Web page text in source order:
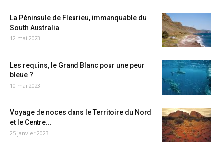
La Péninsule de Fleurieu, immanquable du
South Australia
12 mai 2023
Les requins, le Grand Blanc pour une peur
bleue ?
10 mai 2023
Voyage de noces dans le Territoire du Nord
et le Centre...
25 janvier 2023